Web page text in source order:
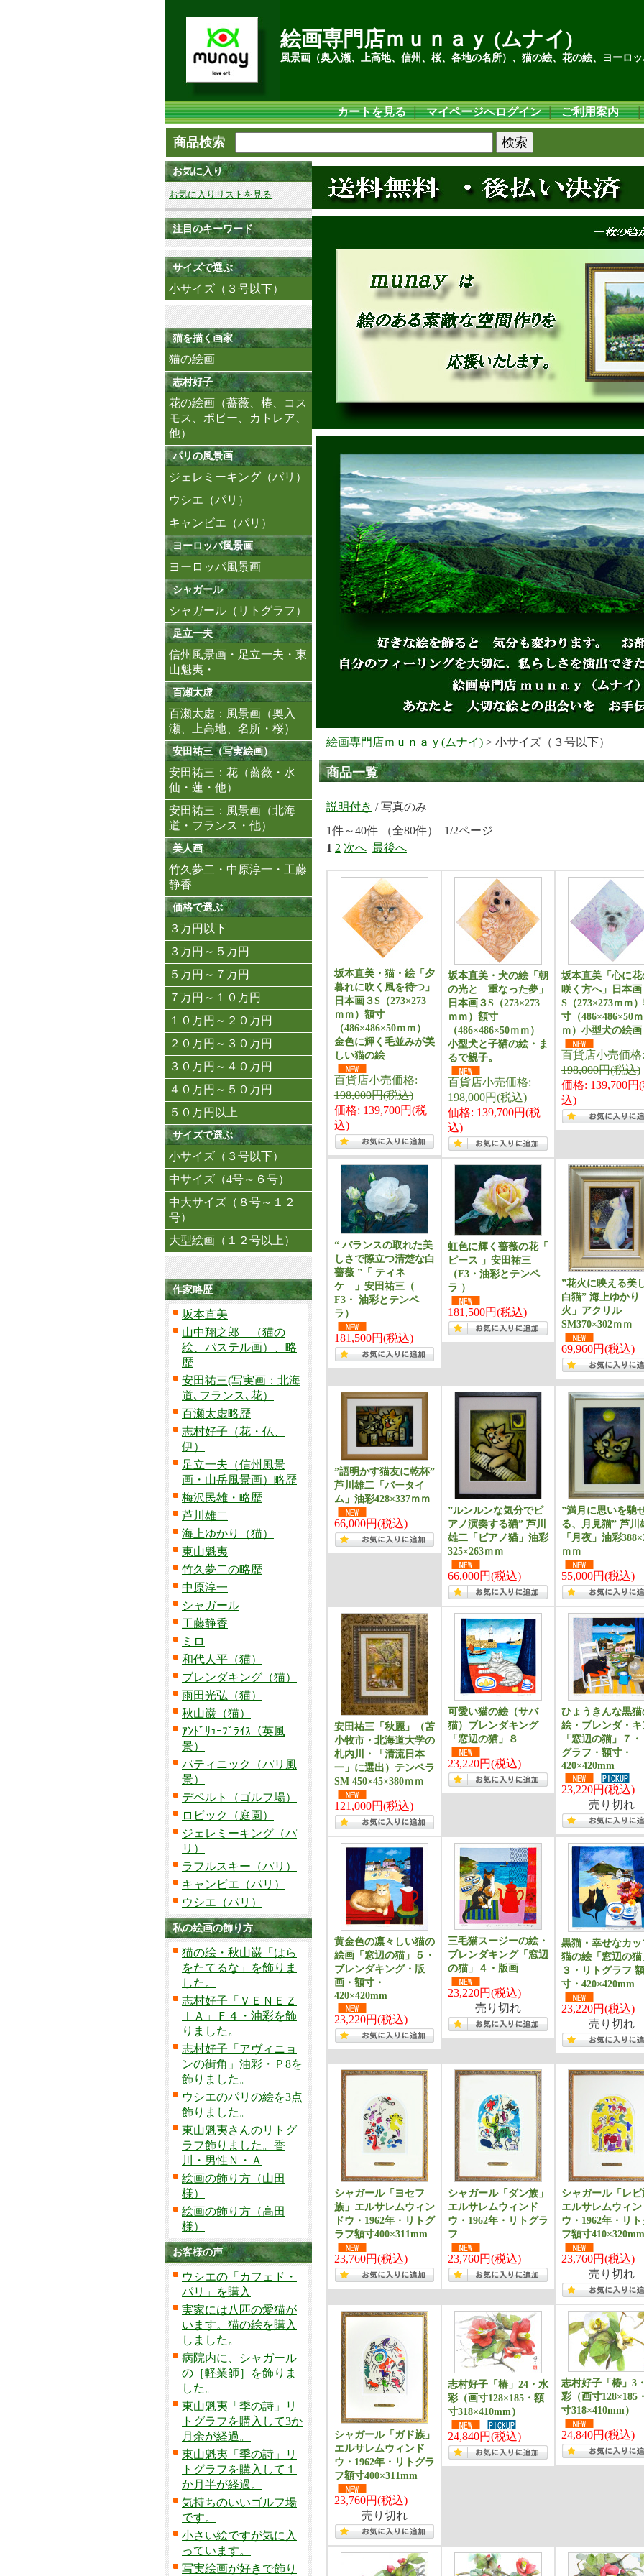
絵画専門店ｍｕｎａｙ (ムナイ)
風景画（奥入瀬、上高地、信州、桜、各地の名所）、猫の絵、花の絵、ヨーロ
カートを見る｜ マイページへログイン｜ ご利用案内
商品検索
お気に入り
お気に入りリストを見る
注目のキーワード
サイズで選ぶ
小サイズ（３号以下）
猫を描く画家
猫の絵画
志村好子
花の絵画（薔薇、椿、コス
モス、ポピー、カトレア、
他）
パリの風景画
ジェレミーキング（パリ）
ウシエ（パリ）
キャンビエ（パリ）
ヨーロッパ風景画
ヨーロッパ風景画
シャガール
シャガール（リトグラフ）
足立一夫
信州風景画・足立一夫・東
山魁夷・
百瀬太虚
百瀬太虚：風景画（奥入
瀬、上高地、名所・桜）
安田祐三（写実絵画）
安田祐三：花（薔薇・水
仙・蓮・他）
安田祐三：風景画（北海
道・フランス・他）
美人画
竹久夢二・中原淳一・工藤
静香
価格で選ぶ
３万円以下
３万円～５万円
５万円～７万円
７万円～１０万円
１０万円～２０万円
２０万円～３０万円
３０万円～４０万円
４０万円～５０万円
５０万円以上
サイズで選ぶ
小サイズ（３号以下）
中サイズ（4号～６号）
中大サイズ（８号～１２
号）
大型絵画（１２号以上）
作家略歴
坂本直美
山中翔之郎 （猫の
絵、パステル画）、略
歴
安田祐三(写実画：北海
道､フランス､花）
百瀬太虚略歴
志村好子（花・仏、
伊）
足立一夫（信州風景
画・山岳風景画）略歴
梅沢民雄・略歴
芦川雄二
海上ゆかり（猫）
東山魁夷
竹久夢二の略歴
中原淳一
シャガール
工藤静香
ミロ
和代人平（猫）
ブレンダキング（猫）
雨田光弘（猫）
秋山巌（猫）
ｱﾝﾄﾞﾘｭｰﾌﾟﾗｲｽ（英風
景）
パティニック（パリ風
景）
デペルト（ゴルフ場）
ロビック（庭園）
ジェレミーキング（パ
リ）
ラフルスキー（パリ）
キャンビエ（パリ）
ウシエ（パリ）
私の絵画の飾り方
猫の絵・秋山巌「はら
をたてるな」を飾りま
した。
志村好子「ＶＥＮＥＺ
ＩＡ」Ｆ４・油彩を飾
りました。
志村好子「アヴィニョ
ンの街角」油彩・Ｐ8を
飾りました。
ウシエのパリの絵を3点
飾りました。
東山魁夷さんのリトグ
ラフ飾りました。香
川・男性Ｎ・Ａ
絵画の飾り方（山田
様）
絵画の飾り方（高田
様）
お客様の声
ウシエの「カフェド・
パリ」を購入
実家には八匹の愛猫が
います。猫の絵を購入
しました。
病院内に、シャガール
の［軽業師］を飾りま
した。
東山魁夷「季の詩」リ
トグラフを購入して3か
月余が経過。
東山魁夷「季の詩」リ
トグラフを購入して１
か月半が経過。
気持ちのいいゴルフ場
です。
小さい絵ですが気に入
っています。
写実絵画が好きで飾り
絵画専門店ｍｕｎａｙ(ムナイ) > 小サイズ（３号以下）
商品一覧
説明付き / 写真のみ
1件～40件 （全80件） 1/2ページ
1 2 次へ 最後へ
坂本直美・猫・絵「夕
暮れに吹く風を待つ」
日本画３S（273×273
ｍｍ）額寸
（486×486×50ｍｍ）
金色に輝く毛並みが美
しい猫の絵
百貨店小売価格:
198,000円(税込)
価格: 139,700円(税
込)
坂本直美・犬の絵「朝
の光と 重なった夢」
日本画３S（273×273
ｍｍ）額寸
（486×486×50ｍｍ）
小型犬と子猫の絵・ま
るで親子。
百貨店小売価格:
198,000円(税込)
価格: 139,700円(税
込)
坂本直美「心に
咲く方へ」日本画
S（273×273ｍｍ
寸（486×486×50ｍ
ｍ）小型犬の絵画
百貨店小売価格:
198,000円(税込)
価格: 139,700円
込)
“ バランスの取れた美
しさで際立つ清楚な白
薔薇 ”「 ティネ
ケ 」安田祐三（
F3・ 油彩とテンペ
ラ）
181,500円(税込)
虹色に輝く薔薇の花「
ピース 」安田祐三
（F3・油彩とテンペ
ラ ）
181,500円(税込)
”花火に映える美
白猫” 海上ゆかり
火」アクリル
SM370×302ｍｍ
69,960円(税込)
”語明かす猫友に乾杯”
芦川雄二「バータイ
ム」油彩428×337ｍｍ
66,000円(税込)
”ルンルンな気分でピ
アノ演奏する猫” 芦川
雄二「ピアノ猫」油彩
325×263ｍｍ
66,000円(税込)
”満月に思いを馳
る、月見猫” 芦川
「月夜」油彩
ｍｍ
55,000円(税込)
安田祐三「秋麗」（苫
小牧市・北海道大学の
札内川・「清流日本
一」に選出）テンペラ
SM 450×45×380ｍｍ
121,000円(税込)
可愛い猫の絵（サバ
猫）ブレンダキング
「窓辺の猫」８
23,220円(税込)
ひょうきんな黒猫
絵・ブレンダ・キ
「窓辺の猫」７
グラフ・額寸・
420×420mm
23,220円(税込)
売り切れ
黄金色の凛々しい猫の
絵画「窓辺の猫」５・
ブレンダキング・版
画・額寸・
420×420mm
23,220円(税込)
三毛猫スージーの絵・
ブレンダキング「窓辺
の猫」４・版画
23,220円(税込)
売り切れ
黒猫・幸せなカッ
猫の絵「窓辺の猫
３・リトグラフ 額
寸・420×420mm
23,220円(税込)
売り切れ
シャガール「ヨセフ
族」エルサレムウィン
ドウ・1962年・リトグ
ラフ額寸400×311mm
23,760円(税込)
シャガール「ダン族」
エルサレムウィンド
ウ・1962年・リトグラ
フ
23,760円(税込)
シャガール「レビ
エルサレムウィン
ウ・1962年・リ
フ額寸410×320mm
23,760円(税込)
売り切れ
シャガール「ガド族」
エルサレムウィンド
ウ・1962年・リトグラ
フ額寸400×311mm
23,760円(税込)
売り切れ
志村好子「椿」24・水
彩（画寸128×185・額
寸318×410mm）
24,840円(税込)
志村好子「椿」3
彩（画寸128×185
寸318×410mm）
24,840円(税込)